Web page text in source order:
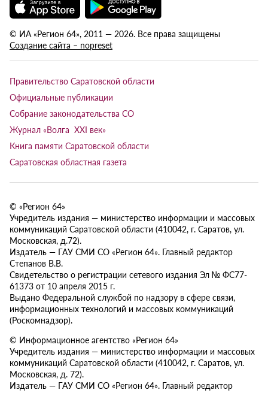
© ИА «Регион 64», 2011 — 2026. Все права защищены
Создание сайта – nopreset
Правительство Саратовской области
Официальные публикации
Собрание законодательства СО
Журнал «Волга XXI век»
Книга памяти Саратовской области
Саратовская областная газета
© «Регион 64»
Учредитель издания — министерство информации и массовых
коммуникаций Саратовской области (410042, г. Саратов, ул.
Московская, д.72).
Издатель — ГАУ СМИ СО «Регион 64». Главный редактор
Степанов В.В.
Свидетельство о регистрации сетевого издания Эл № ФС77-
61373 от 10 апреля 2015 г.
Выдано Федеральной службой по надзору в сфере связи,
информационных технологий и массовых коммуникаций
(Роскомнадзор).
© Информационное агентство «Регион 64»
Учредитель издания — министерство информации и массовых
коммуникаций Саратовской области (410042, г. Саратов, ул.
Московская, д. 72).
Издатель — ГАУ СМИ СО «Регион 64». Главный редактор